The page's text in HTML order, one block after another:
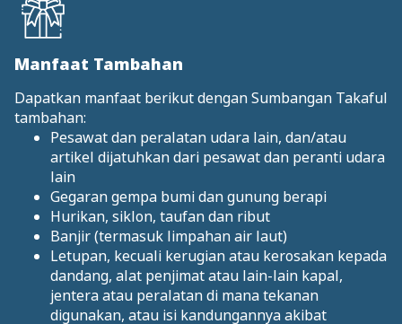
Manfaat Tambahan
Dapatkan manfaat berikut dengan Sumbangan Takaful
tambahan:
Pesawat dan peralatan udara lain, dan/atau
artikel dijatuhkan dari pesawat dan peranti udara
lain
Gegaran gempa bumi dan gunung berapi
Hurikan, siklon, taufan dan ribut
Banjir (termasuk limpahan air laut)
Letupan, kecuali kerugian atau kerosakan kepada
dandang, alat penjimat atau lain-lain kapal,
jentera atau peralatan di mana tekanan
digunakan, atau isi kandungannya akibat